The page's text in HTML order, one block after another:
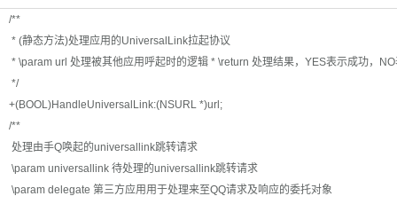
/**
* (静态方法)处理应用的UniversalLink拉起协议
* \param url 处理被其他应用呼起时的逻辑 * \return 处理结果，YES表示成功，
*/
+(BOOL)HandleUniversalLink:(NSURL *)url;
/**
处理由手Q唤起的universallink跳转请求
\param universallink 待处理的universallink跳转请求
\param delegate 第三方应用用于处理来至QQ请求及响应的委托对象